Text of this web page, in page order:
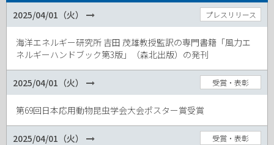
2025/04/01（火）
海洋エネルギー研究所 吉田 茂雄教授監訳の専門書籍「風力エ
ネルギーハンドブック第3版」（森北出版）の発刊
プレスリリース
2025/04/01（火）
第69回日本応用動物昆虫学会大会ポスター賞受賞
受賞・表彰
2025/04/01（火） 受賞・表彰